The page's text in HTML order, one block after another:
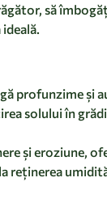
să
profunzime și
solului în
și eroziune,
reținerea